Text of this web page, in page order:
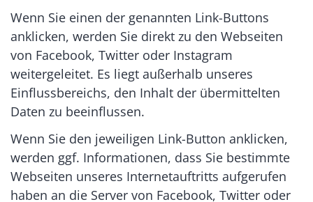
Wenn Sie einen der genannten Link-Buttons
anklicken, werden Sie direkt zu den Webseiten
von Facebook, Twitter oder Instagram
weitergeleitet. Es liegt außerhalb unseres
Einflussbereichs, den Inhalt der übermittelten
Daten zu beeinflussen.
Wenn Sie den jeweiligen Link-Button anklicken,
werden ggf. Informationen, dass Sie bestimmte
Webseiten unseres Internetauftritts aufgerufen
haben an die Server von Facebook, Twitter oder